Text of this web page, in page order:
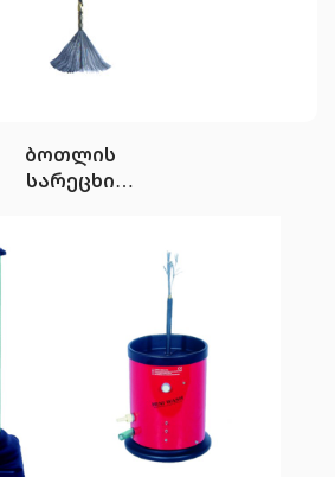
ბოთლის
სარეცხი